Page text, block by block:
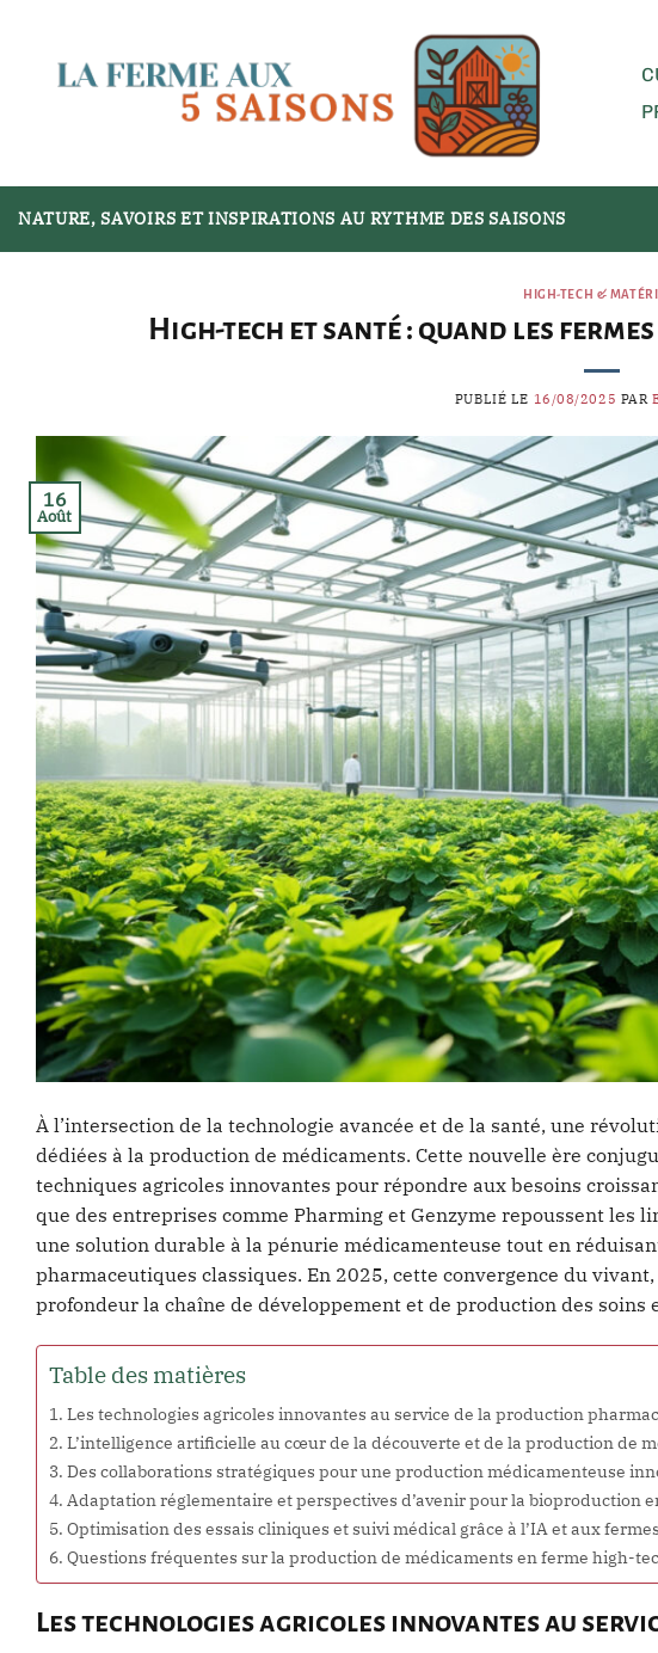
NATURE, SAVOIRS ET INSPIRATIONS AU RYTHME DES SAISONS
HIGH-TECH &
High-tech et santé : quand les
PUBLIÉ LE 16/08/2025 PAR
16
Août
À l’intersection de la technologie avancée et de la santé, une
dédiées à la production de médicaments. Cette nouvelle ère
techniques agricoles innovantes pour répondre aux besoins
que des entreprises comme Pharming et Genzyme repoussent les
une solution durable à la pénurie médicamenteuse tout en
pharmaceutiques classiques. En 2025, cette convergence du
profondeur la chaîne de développement et de production des soins
Table des matières
Les technologies agricoles innovantes au service de la production
L’intelligence artificielle au cœur de la découverte et de la production de
Des collaborations stratégiques pour une production médicamenteuse
Adaptation réglementaire et perspectives d’avenir pour la bioproduction
Optimisation des essais cliniques et suivi médical grâce à l’IA et aux
Questions fréquentes sur la production de médicaments en ferme high-
Les technologies agricoles innovantes au